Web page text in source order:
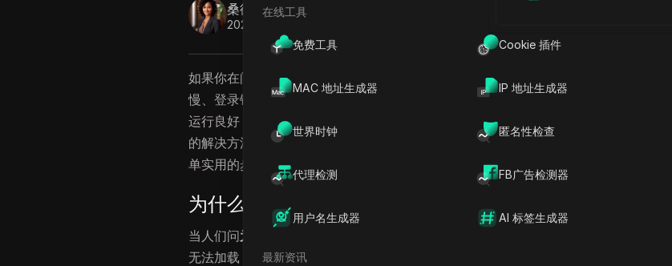
在线工具
免费工具 Cookie 插件
MAC 地址生成器 IP 地址生成器
世界时钟 匿名性检查
代理检测 FB广告检测器
用户名生成器 AI 标签生成器
最新资讯
桑德拉·安德森
2026年1月
如果你在问 为什么ChatGPT无法使用
，你并不孤单。许多用户会遇到诸如加载缓
慢、登录错误、空白屏幕或完全没有响应等突发问题。即使ChatGPT片刻之前还
运行良好，这些问题也可能发生。好消息是，大多数问题都有明确的原因和快速
的解决方法。本指南将详细分析ChatGPT停止工作的最常见原因，并为你展示简
单实用的步骤，帮助你快速恢复其运行。
为什么许多用户的ChatGPT无法使用？
当人们问为什么ChatGPT无法使用
无法加载，或者无法登录